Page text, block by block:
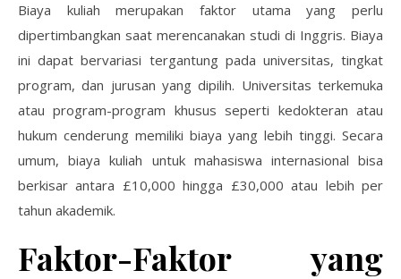
Biaya kuliah merupakan faktor utama yang perlu
dipertimbangkan saat merencanakan studi di Inggris. Biaya
ini dapat bervariasi tergantung pada universitas, tingkat
program, dan jurusan yang dipilih. Universitas terkemuka
atau program-program khusus seperti kedokteran atau
hukum cenderung memiliki biaya yang lebih tinggi. Secara
umum, biaya kuliah untuk mahasiswa internasional bisa
berkisar antara £10,000 hingga £30,000 atau lebih per
tahun akademik.
Faktor-Faktor yang